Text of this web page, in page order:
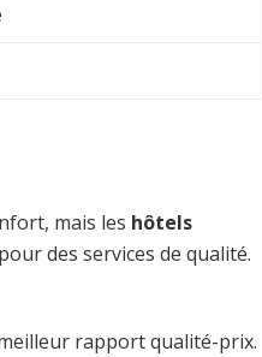
mais les hôtels
des services de qualité.
rapport qualité-prix.